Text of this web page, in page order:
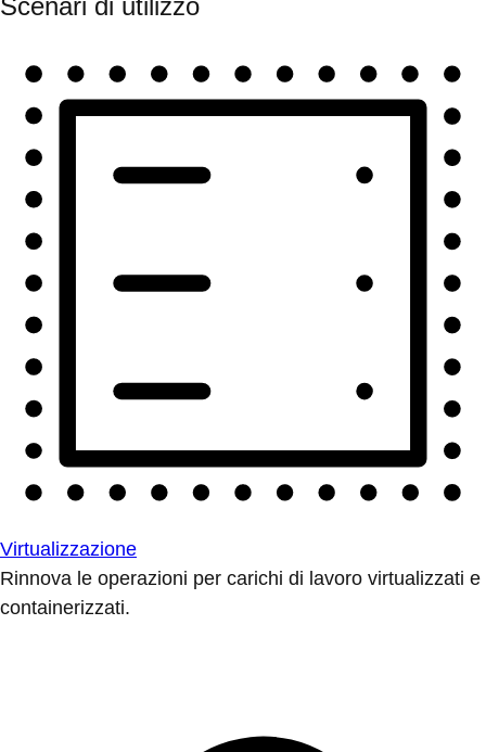
Scenari di utilizzo
Virtualizzazione
Rinnova le operazioni per carichi di lavoro virtualizzati e
containerizzati.